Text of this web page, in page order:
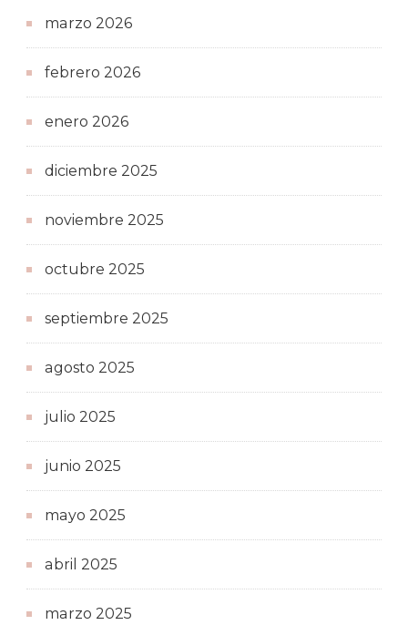
marzo 2026
febrero 2026
enero 2026
diciembre 2025
noviembre 2025
octubre 2025
septiembre 2025
agosto 2025
julio 2025
junio 2025
mayo 2025
abril 2025
marzo 2025